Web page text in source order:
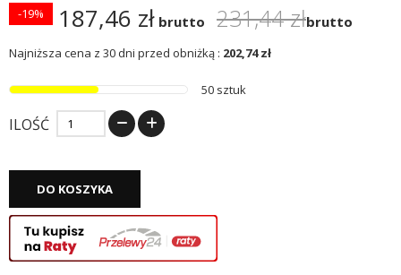
187,46 zł brutto 231,44 złbrutto
-19%
Najniższa cena z 30 dni przed obniżką : 202,74 zł
50 sztuk
ILOŚĆ
DO KOSZYKA